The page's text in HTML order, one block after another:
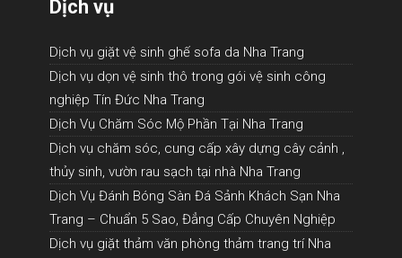
Dịch vụ
Dịch vụ giặt vệ sinh ghế sofa da Nha Trang
Dịch vụ dọn vệ sinh thô trong gói vệ sinh công
nghiệp Tín Đức Nha Trang
Dịch Vụ Chăm Sóc Mộ Phần Tại Nha Trang
Dịch vụ chăm sóc, cung cấp xây dựng cây cảnh ,
thủy sinh, vườn rau sạch tại nhà Nha Trang
Dịch Vụ Đánh Bóng Sàn Đá Sảnh Khách Sạn Nha
Trang – Chuẩn 5 Sao, Đẳng Cấp Chuyên Nghiệp
Dịch vụ giặt thảm văn phòng thảm trang trí Nha